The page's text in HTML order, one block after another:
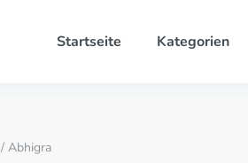
Startseite Kategorien
/ Abhigra